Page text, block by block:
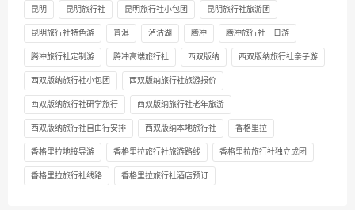
昆明 昆明旅行社 昆明旅行社小包团 昆明旅行社旅游团
昆明旅行社特色游 普洱 泸沽湖 腾冲 腾冲旅行社一日游
腾冲旅行社定制游 腾冲高端旅行社 西双版纳 西双版纳旅行社亲子游
西双版纳旅行社小包团 西双版纳旅行社旅游报价
西双版纳旅行社研学旅行 西双版纳旅行社老年旅游
西双版纳旅行社自由行安排 西双版纳本地旅行社 香格里拉
香格里拉地接导游 香格里拉旅行社旅游路线 香格里拉旅行社独立成团
香格里拉旅行社线路 香格里拉旅行社酒店预订